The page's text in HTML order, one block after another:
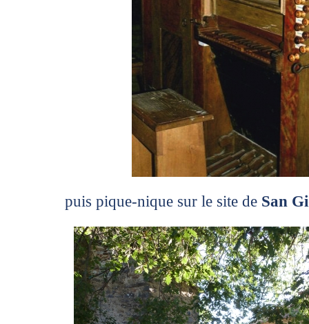
puis pique-nique sur le site de San